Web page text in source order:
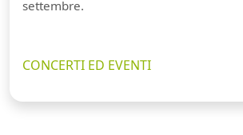
settembre.
CONCERTI ED EVENTI